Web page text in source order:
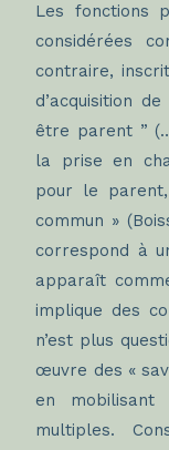
Les fonctions
considérées
contraire,
d’acquisition
être parent ”
la prise en
pour le
commun »
correspond à
apparaît
implique des
n’est plus
œuvre des «
en mobilisant
multiples.